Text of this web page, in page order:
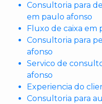
Consultoria para
em paulo afonso
Fluxo de caixa em
Consultoria para
afonso
Servico de
afonso
Experiencia do
Consultoria para